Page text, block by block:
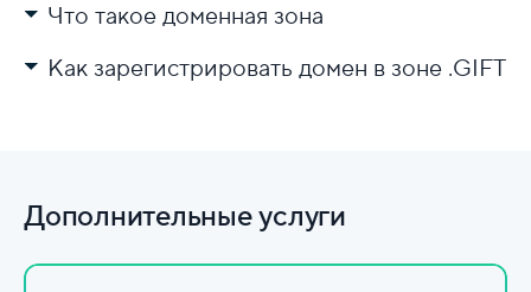
Что такое доменная зона
Как зарегистрировать домен в зоне .GIFT
Настройте DNS.
Дополнительные услуги